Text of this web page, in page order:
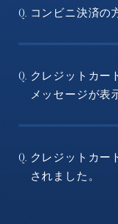
Q. コンビニ決済の
Q. クレジットカー
メッセージが表
Q. クレジットカー
されました。